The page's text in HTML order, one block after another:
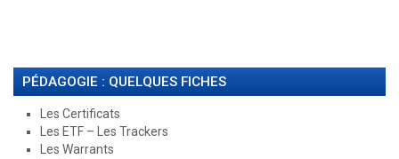
PÉDAGOGIE : QUELQUES FICHES
Les Certificats
Les ETF – Les Trackers
Les Warrants